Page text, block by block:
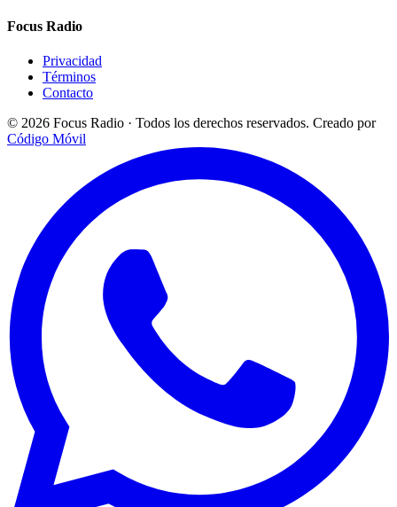
Focus Radio
Privacidad
Términos
Contacto
© 2026 Focus Radio · Todos los derechos reservados. Creado por
Código Móvil